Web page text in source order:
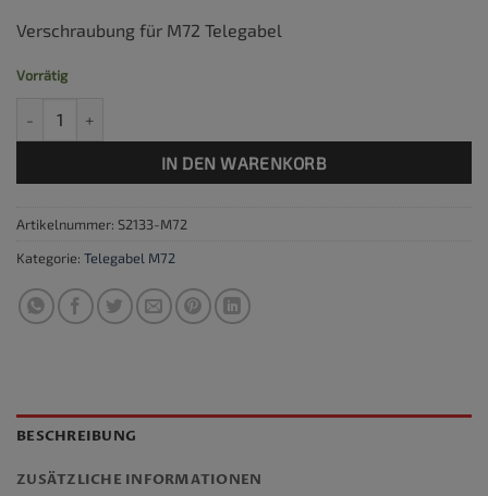
Verschraubung für M72 Telegabel
Vorrätig
IN DEN WARENKORB
Artikelnummer: S2133-M72
Kategorie: Telegabel M72
BESCHREIBUNG
ZUSÄTZLICHE INFORMATIONEN